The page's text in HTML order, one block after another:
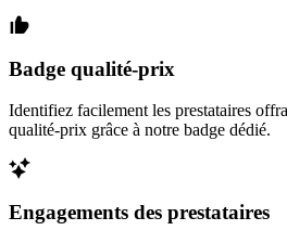
Badge qualité-prix
Identifiez facilement les prestataires
qualité-prix grâce à notre badge dédié.
Engagements des prestataires